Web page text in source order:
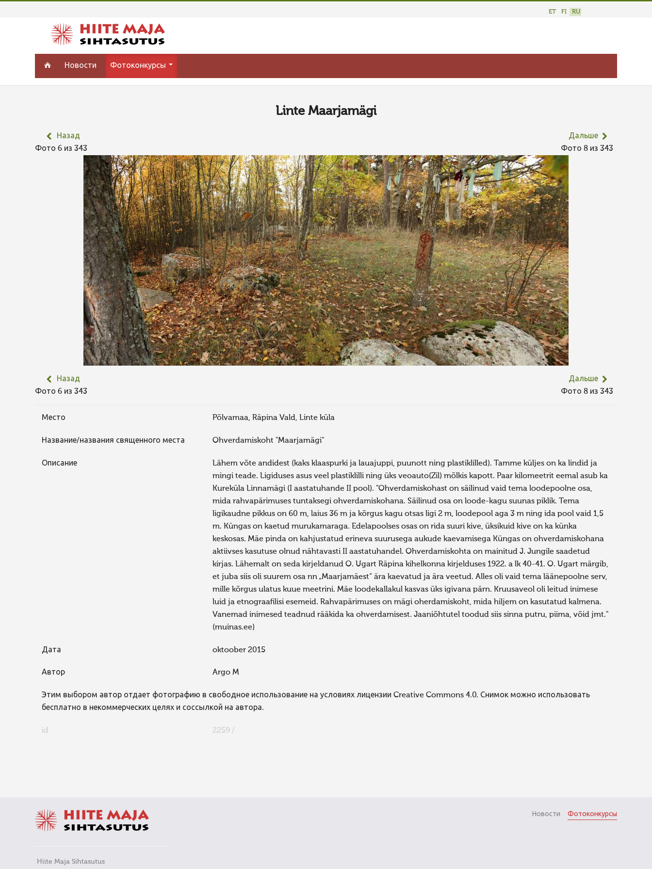
ET FI RU
Новости Фотоконкурсы
Linte Maarjamägi
Назад
Фото 6 из 343
Дальше
Фото 8 из 343
Назад
Фото 6 из 343
Дальше
Фото 8 из 343
Место Põlvamaa, Räpina Vald, Linte küla
Название/названия священного места Ohverdamiskoht "Maarjamägi"
Описание
Lähem võte andidest (kaks klaaspurki ja lauajuppi, puunott ning plastiklilled). Tamme küljes on ka lindid ja
mingi teade. Ligiduses asus veel plastiklilli ning üks veoauto(Zil) mõlkis kapott. Paar kilomeetrit eemal asub ka
Kureküla Linnamägi (I aastatuhande II pool). "Ohverdamiskohast on säilinud vaid tema loodepoolne osa,
mida rahvapärimuses tuntaksegi ohverdamiskohana. Säilinud osa on loode-kagu suunas piklik. Tema
ligikaudne pikkus on 60 m, laius 36 m ja kõrgus kagu otsas ligi 2 m, loodepool aga 3 m ning ida pool vaid 1,5
m. Küngas on kaetud murukamaraga. Edelapoolses osas on rida suuri kive, üksikuid kive on ka künka
keskosas. Mäe pinda on kahjustatud erineva suurusega aukude kaevamisega Küngas on ohverdamiskohana
aktiivses kasutuse olnud nähtavasti II aastatuhandel. Ohverdamiskohta on mainitud J. Jungile saadetud
kirjas. Lähemalt on seda kirjeldanud O. Ugart Räpina kihelkonna kirjelduses 1922. a lk 40-41. O. Ugart märgib,
et juba siis oli suurem osa nn „Maarjamäest“ ära kaevatud ja ära veetud. Alles oli vaid tema läänepoolne serv,
mille kõrgus ulatus kuue meetrini. Mäe loodekallakul kasvas üks igivana pärn. Kruusaveol oli leitud inimese
luid ja etnograafilisi esemeid. Rahvapärimuses on mägi oherdamiskoht, mida hiljem on kasutatud kalmena.
Vanemad inimesed teadnud rääkida ka ohverdamisest. Jaaniõhtutel toodud siis sinna putru, piima, võid jmt."
(muinas.ee)
Дата oktoober 2015
Автор Argo M
Этим выбором автор отдает фотографию в свободное использование на условиях лицензии Creative Commons 4.0. Снимок можно использовать
бесплатно в некоммерческих целях и соссылкой на автора.
id 2259 /
Hiite Maja Sihtasutus
Новости Фотоконкурсы